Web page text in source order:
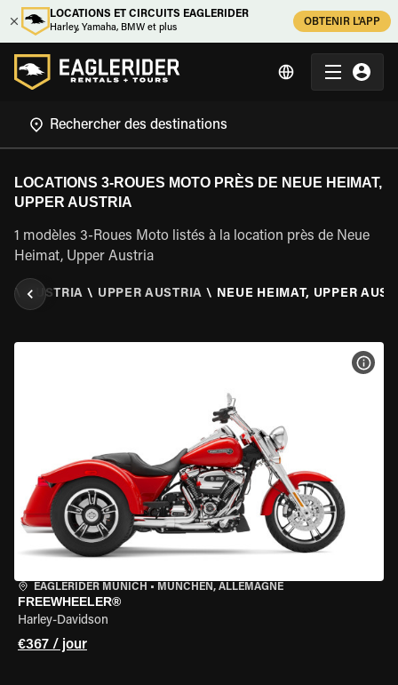
LOCATIONS ET CIRCUITS EAGLERIDER
Harley, Yamaha, BMW et plus
OBTENIR L'APP
LOCATIONS 3-ROUES MOTO PRÈS DE NEUE HEIMAT,
UPPER AUSTRIA
1 modèles 3-Roues Moto listés à la location près de Neue
Heimat, Upper Austria
AUSTRIA \ UPPER AUSTRIA \ NEUE HEIMAT, UPPER
EAGLERIDER MUNICH • MÜNCHEN, ALLEMAGNE
FREEWHEELER®
Harley-Davidson
€367 / jour